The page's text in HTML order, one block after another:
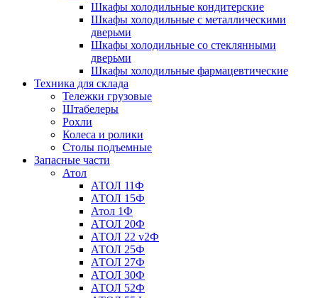
Шкафы холодильные кондитерские
Шкафы холодильные с металлическими
дверьми
Шкафы холодильные со стеклянными
дверьми
Шкафы холодильные фармацевтические
Техника для склада
Тележки грузовые
Штабелеры
Рохли
Колеса и ролики
Столы подъемные
Запасные части
Атол
АТОЛ 11Ф
АТОЛ 15Ф
Атол 1Ф
АТОЛ 20Ф
АТОЛ 22 v2Ф
АТОЛ 25Ф
АТОЛ 27Ф
АТОЛ 30Ф
АТОЛ 52Ф